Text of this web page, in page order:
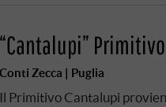
“Cantalupi”
Conti Zecca | Puglia
Il Primitivo Cantalupi